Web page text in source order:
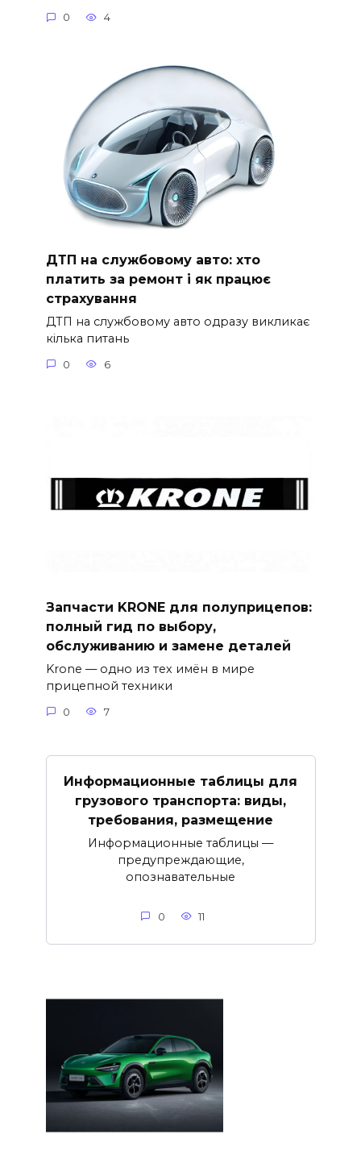
0 4
ДТП на службовому авто: хто
платить за ремонт і як працює
страхування
ДТП на службовому авто одразу викликає
кілька питань
0 6
Запчасти KRONE для полуприцепов:
полный гид по выбору,
обслуживанию и замене деталей
Krone — одно из тех имён в мире
прицепной техники
0 7
Информационные таблицы для
грузового транспорта: виды,
требования, размещение
Информационные таблицы —
предупреждающие,
опознавательные
0 11